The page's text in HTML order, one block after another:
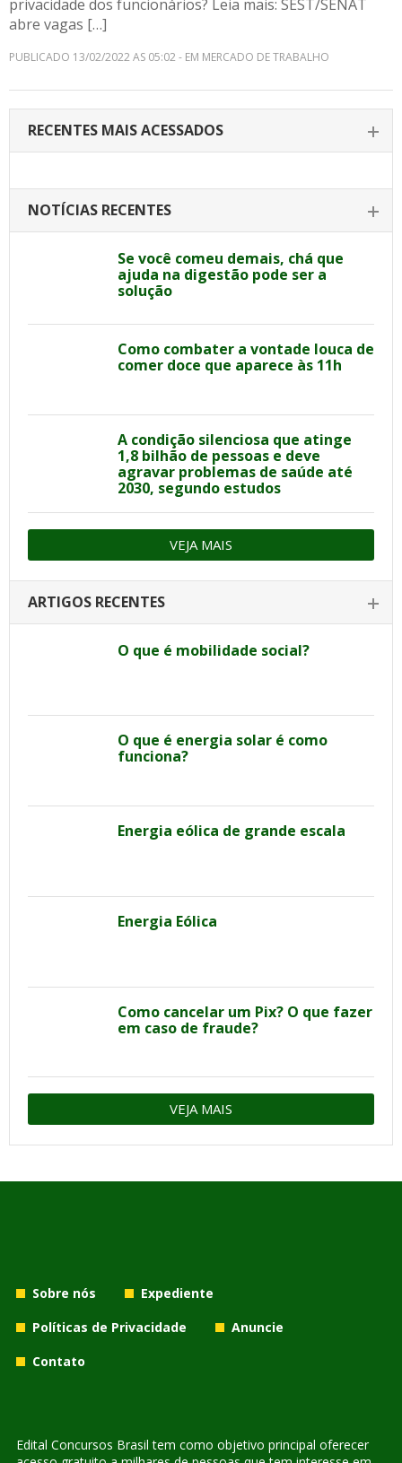
privacidade dos funcionários? Leia mais: SEST/SENAT
abre vagas […]
PUBLICADO 13/02/2022 AS 05:02 - EM MERCADO DE TRABALHO
RECENTES MAIS ACESSADOS
NOTÍCIAS RECENTES
Se você comeu demais, chá que
ajuda na digestão pode ser a
solução
Como combater a vontade louca de
comer doce que aparece às 11h
A condição silenciosa que atinge
1,8 bilhão de pessoas e deve
agravar problemas de saúde até
2030, segundo estudos
VEJA MAIS
ARTIGOS RECENTES
O que é mobilidade social?
O que é energia solar é como
funciona?
Energia eólica de grande escala
Energia Eólica
Como cancelar um Pix? O que fazer
em caso de fraude?
VEJA MAIS
Sobre nós
Expediente
Políticas de Privacidade
Anuncie
Contato
Edital Concursos Brasil tem como objetivo principal oferecer